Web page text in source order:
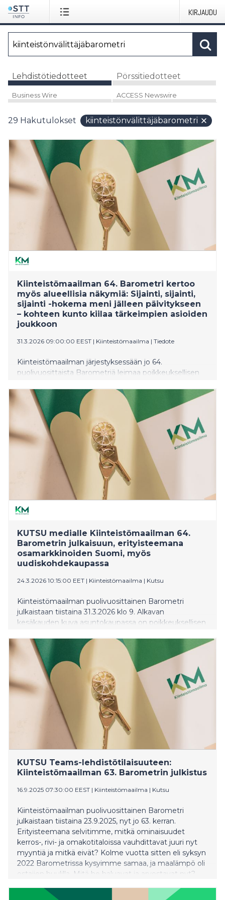
KIRJAUDU
Lehdistötiedotteet Pörssitiedotteet
Business Wire ACCESS Newswire
29 Hakutulokset kiinteistönvälittäjäbarometri
Kiinteistömaailman 64. Barometri kertoo
myös alueellisia näkymiä: Sijainti, sijainti,
sijainti -hokema meni jälleen päivitykseen
– kohteen kunto kiilaa tärkeimpien asioiden
joukkoon
31.3.2026 09:00:00 EEST | Kiinteistömaailma | Tiedote
Kiinteistömaailman järjestyksessään jo 64.
puolivuosittaista Barometriä leimaa poikkeuksellisen
ennusteissa on toki nähty eroja aikaisempinakin
vuosina, mutta nyt osamarkkinoiden erilaisuus leimaa
korostuneesti kevään Barometria”, sanoo
Kiinteistömaailma Oy:n toimitusjohtaja Mika
Laurikainen. Valtakunnalliset keskiarvot muodostuvat
hyvinkin erilaisista osamarkkinoista, ja vanhaa hokema
sijainti, sijainti, sijainti saa tässä Barometrissä jälleen
uuden päivityksen. Tässä ajassa se on hinta, kunto,
KUTSU medialle Kiinteistömaailman 64.
Barometrin julkaisuun, erityisteemana
osamarkkinoiden Suomi, myös
uudiskohdekaupassa
24.3.2026 10:15:00 EET | Kiinteistömaailma | Kutsu
Kiinteistömaailman puolivuosittainen Barometri
julkaistaan tiistaina 31.3.2026 klo 9. Alkavan
kesäkauden kuva asuntokaupassa on poikkeuksellisen
hinnannousuodotuksia, toisaalla useimmissa
asuntotyypeissä hintojen arvioidaan edelleen laskevan.
Missä uusille uudiskohteille olisi tilausta; missä taas
valmiita ostajaa odottavia koteja on suhteessa
kysyntään eniten tarjolla? Tervetuloa purkamaan tätä
kuvaa paikan päälle Kiinteistömaailman
ketjuohjaukseen tai Teams-linkin kautta. Paikalla on
myös Danske Bank kertomassa tuoreesta
Ensiasunnon ostajat 2026 -kyselytutkimuksesta ja
ASP-järjestelmän uudistuksista.
KUTSU Teams-lehdistötilaisuuteen:
Kiinteistömaailman 63. Barometrin julkistus
16.9.2025 07:30:00 EEST | Kiinteistömaailma | Kutsu
Kiinteistömaailman puolivuosittainen Barometri
julkaistaan tiistaina 23.9.2025, nyt jo 63. kerran.
Erityisteemana selvitimme, mitkä ominaisuudet
kerros-, rivi- ja omakotitaloissa vauhdittavat juuri nyt
myyntiä ja mitkä eivät? Kolme vuotta sitten eli syksyn
2022 Barometrissa kysyimme samaa, ja maalämpö oli
ostajien huulilla. Mitä he haluavat ja arvostavat nyt?
taloyhtiöiden tilanteesta, pankin näkökulmasta.